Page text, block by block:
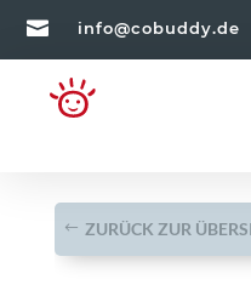
 info@cobuddy.de
ZURÜCK ZUR